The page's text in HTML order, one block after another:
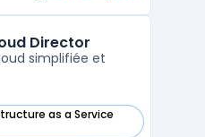
facile à déployer et
Director
simplifiée et
as a Service
dans cette catégorie